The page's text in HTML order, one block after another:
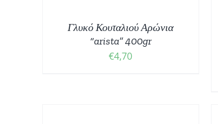
Γλυκό Κουταλιού Αρώνια
“arista” 400gr
€4,70